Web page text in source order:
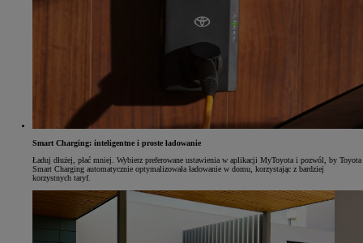
Smart Charging: inteligentne i proste ładowanie
Ładuj dłużej, płać mniej. Wybierz preferowane ustawienia w aplikacji MyToyota i pozwól, by Toyota
Smart Charging automatycznie optymalizowała ładowanie w domu, korzystając z bardziej
korzystnych taryf.